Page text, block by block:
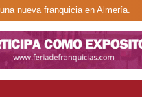
nueva franquicia en Almería.